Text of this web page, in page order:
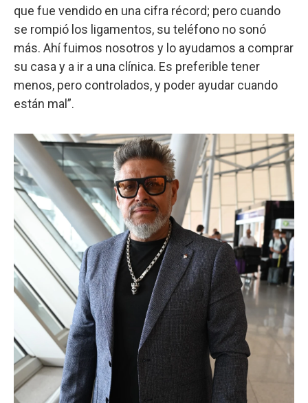
que fue vendido en una cifra récord; pero cuando
se rompió los ligamentos, su teléfono no sonó
más. Ahí fuimos nosotros y lo ayudamos a comprar
su casa y a ir a una clínica. Es preferible tener
menos, pero controlados, y poder ayudar cuando
están mal”.